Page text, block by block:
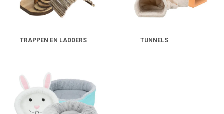
TRAPPEN EN LADDERS TUNNELS